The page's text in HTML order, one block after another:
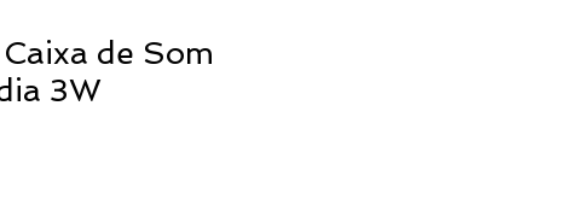
de Som
3W